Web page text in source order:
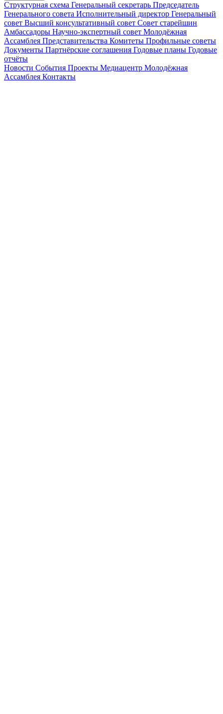
Структурная схема Генеральный секретарь Председатель
Генерального совета Исполнительный директор Генеральный
совет Высший консультативный совет Совет старейшин
Амбассадоры Научно-экспертный совет Молодёжная
Ассамблея Представительства Комитеты Профильные советы
Документы Партнёрские соглашения Годовые планы Годовые
отчёты
Новости События Проекты Медиацентр Молодёжная
Ассамблея Контакты